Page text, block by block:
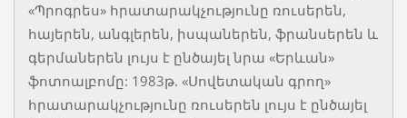
«Պրոգրես» հրատարակչությունը ռուսերեն,
հայերեն, անգլերեն, իսպաներեն, ֆրանսերեն և
գերմաներեն լույս է ընծայել նրա «Երևան»
ֆոտոալբոմը: 1983թ. «Սովետական գրող»
հրատարակչությունը ռուսերեն լույս է ընծայել